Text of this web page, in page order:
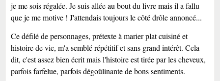
je me sois régalée. Je suis allée au bout du livre mais il a fallu
que je me motive ! J'attendais toujours le côté drôle annoncé...
Ce défilé de personnages, prétexte à marier plat cuisiné et
histoire de vie, m'a semblé répétitif et sans grand intérêt. Cela
dit, c'est assez bien écrit mais l'histoire est tirée par les cheveux,
parfois farfelue, parfois dégoûlinante de bons sentiments.